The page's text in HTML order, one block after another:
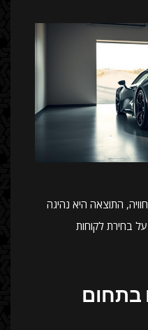
התוצאה היא נהיגה
בחירת לקוחות
בתחום